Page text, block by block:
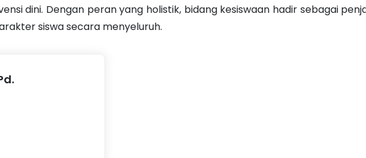
dini. Dengan peran yang holistik, bidang kesiswaan hadir sebagai
siswa secara menyeluruh.